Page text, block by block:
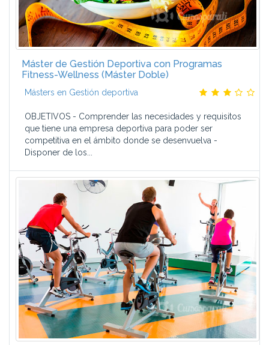
Máster de Gestión Deportiva con Programas
Fitness-Wellness (Máster Doble)
Másters en Gestión deportiva
OBJETIVOS - Comprender las necesidades y requisitos
que tiene una empresa deportiva para poder ser
competitiva en el ámbito donde se desenvuelva -
Disponer de los...